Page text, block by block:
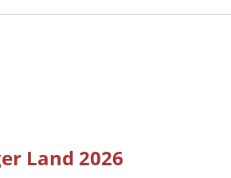
Land 2026